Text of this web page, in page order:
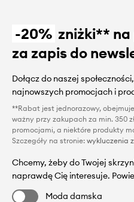
-20% zniżki**
za zapis do
Dołącz do naszej
najnowszych promocjach i
**Rabat jest jednorazowy,
ważny przy zakupach za min. 350
promocjami, a niektóre produkty
Szczegóły na stronie: wykluczenia
Chcemy, żeby do Twojej
naprawdę Cię interesuje.
Moda damska